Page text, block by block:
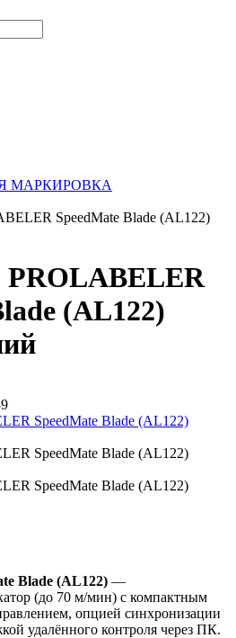
МАРКИРОВКА
SpeedMate Blade (AL122)
PROLABELER
(AL122)
Blade (AL122) —
(до 70 м/мин) с компактным
опцией синхронизации
удалённого контроля через ПК.